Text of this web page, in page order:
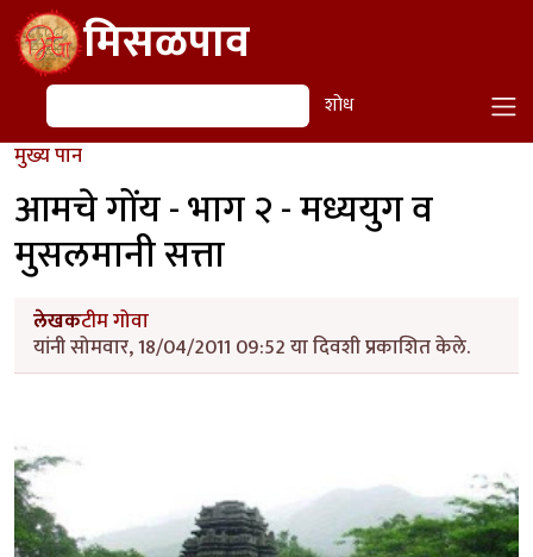
Skip to main contentमिसळपाव
शोध शोध
मुख्य पान
आमचे गोंय - भाग २ - मध्ययुग व
मुसलमानी सत्ता
लेखकटीम गोवा
यांनी सोमवार, 18/04/2011 09:52 या दिवशी प्रकाशित केले.